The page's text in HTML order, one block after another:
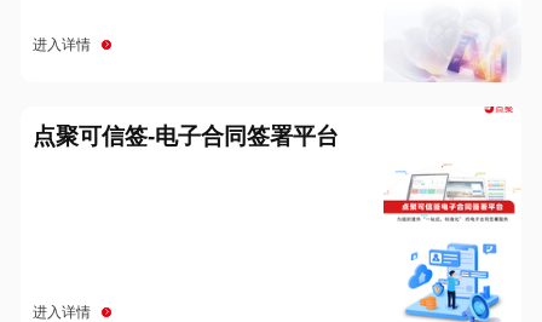
进入详情
点聚可信签-电子合同签署平台
进入详情